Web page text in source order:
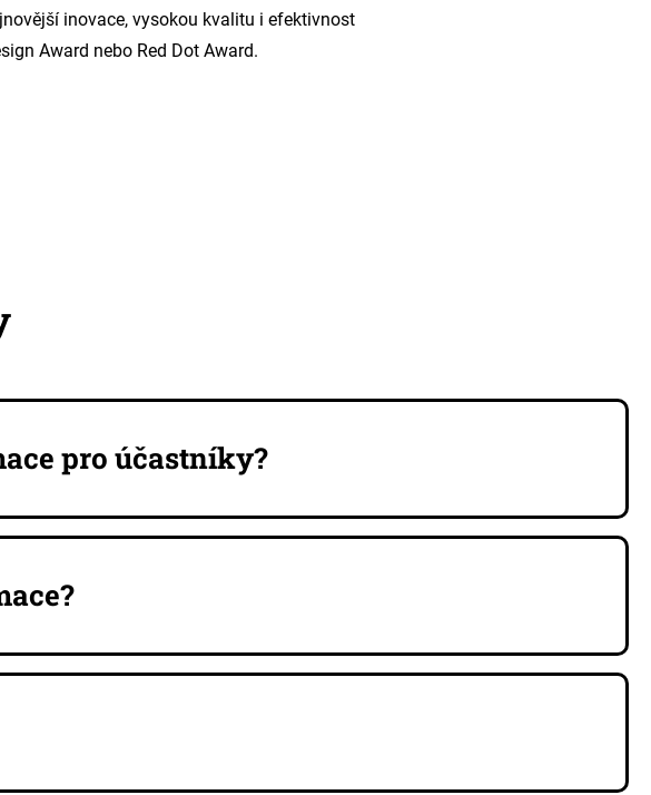
inovace, vysokou kvalitu i efektivnost
Award nebo Red Dot Award.
pro účastníky?